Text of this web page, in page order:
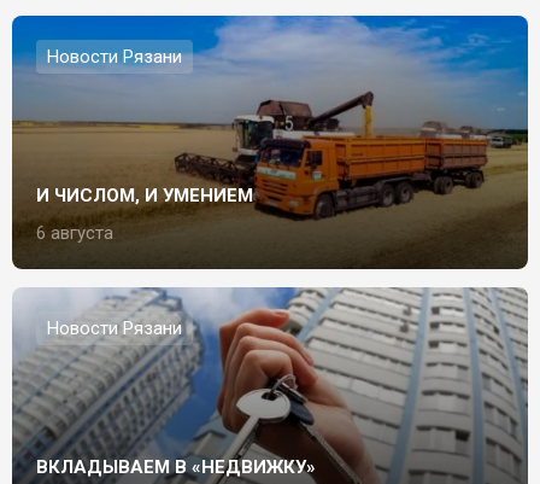
Новости Рязани
И ЧИСЛОМ, И УМЕНИЕМ
6 августа
Новости Рязани
ВКЛАДЫВАЕМ В «НЕДВИЖКУ»